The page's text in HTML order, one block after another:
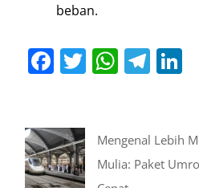
beban.
Facebook
Twitter
Mengenal Lebih
Mulia: Paket